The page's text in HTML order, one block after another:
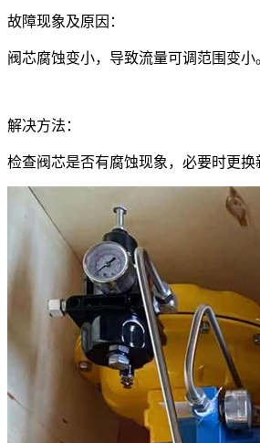
故障现象及原因：
阀芯腐蚀变小，导致流量可调范围变小
解决方法：
检查阀芯是否有腐蚀现象，必要时更换